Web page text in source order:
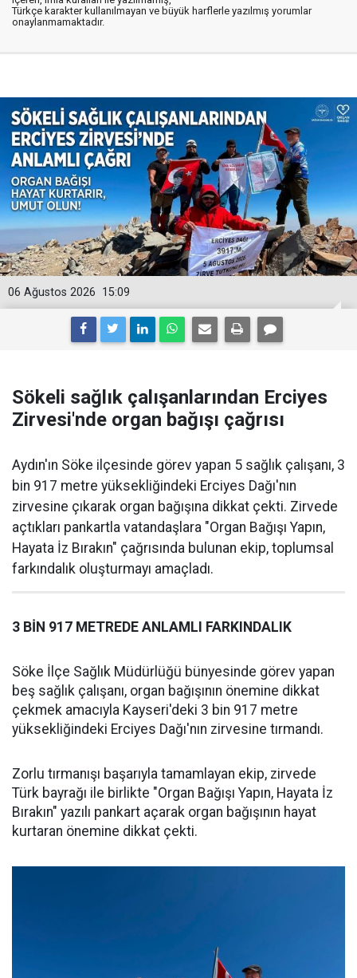
Türkçe karakter kullanılmayan ve büyük harflerle yazılmış yorumlar
onaylanmamaktadır.
15:09
06 Ağustos 2026
Sökeli sağlık çalışanlarından Erciyes
Zirvesi'nde organ bağışı çağrısı
Aydın'ın Söke ilçesinde görev yapan 5 sağlık çalışanı, 3
bin 917 metre yüksekliğindeki Erciyes Dağı'nın
zirvesine çıkarak organ bağışına dikkat çekti. Zirvede
açtıkları pankartla vatandaşlara "Organ Bağışı Yapın,
Hayata İz Bırakın" çağrısında bulunan ekip, toplumsal
farkındalık oluşturmayı amaçladı.
3 BİN 917 METREDE ANLAMLI FARKINDALIK
Söke İlçe Sağlık Müdürlüğü bünyesinde görev yapan
beş sağlık çalışanı, organ bağışının önemine dikkat
çekmek amacıyla Kayseri'deki 3 bin 917 metre
yüksekliğindeki Erciyes Dağı'nın zirvesine tırmandı.
Zorlu tırmanışı başarıyla tamamlayan ekip, zirvede
Türk bayrağı ile birlikte "Organ Bağışı Yapın, Hayata İz
Bırakın" yazılı pankart açarak organ bağışının hayat
kurtaran önemine dikkat çekti.